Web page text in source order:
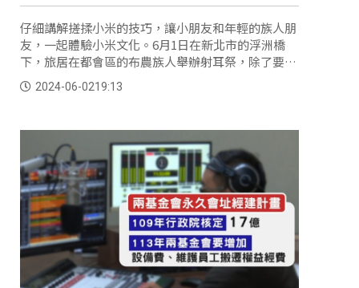
仔細講解搓揉小米的技巧，讓小朋友和年輕的族人朋
友，一起體驗小米文化。6月1日在新北市的浮洲橋
下，旅居在都會區的布農族人舉辦射耳祭，除了要讓
傳統文化在都會區扎根外，更要凝聚族人的向心力。
2024-06-0219:13